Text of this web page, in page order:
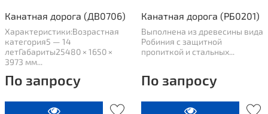
Канатная дорога (ДВ0706)
Характеристики:Возрастная
категория5 — 14
летГабариты25480 × 1650 ×
3973 мм...
По запросу
Канатная дорога (РБ0201)
Выполнена из древесины вида
Робиния с защитной
пропиткой и стальных...
По запросу